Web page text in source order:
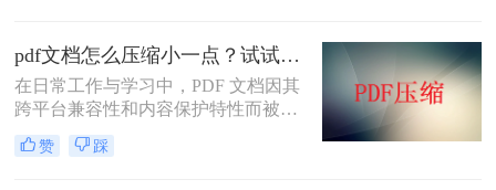
绍三种简单实用的PDF压缩技巧，助
你轻松优化PDF文件，提升文档传输
效率。
pdf文档怎么压缩小一点？试试这5个压缩方法！
在日常工作与学习中，PDF 文档因其
跨平台兼容性和内容保护特性而被广
泛使用。然而，当 PDF 文件中包含大
量高分辨率图片、内嵌字体或复杂图
赞 踩